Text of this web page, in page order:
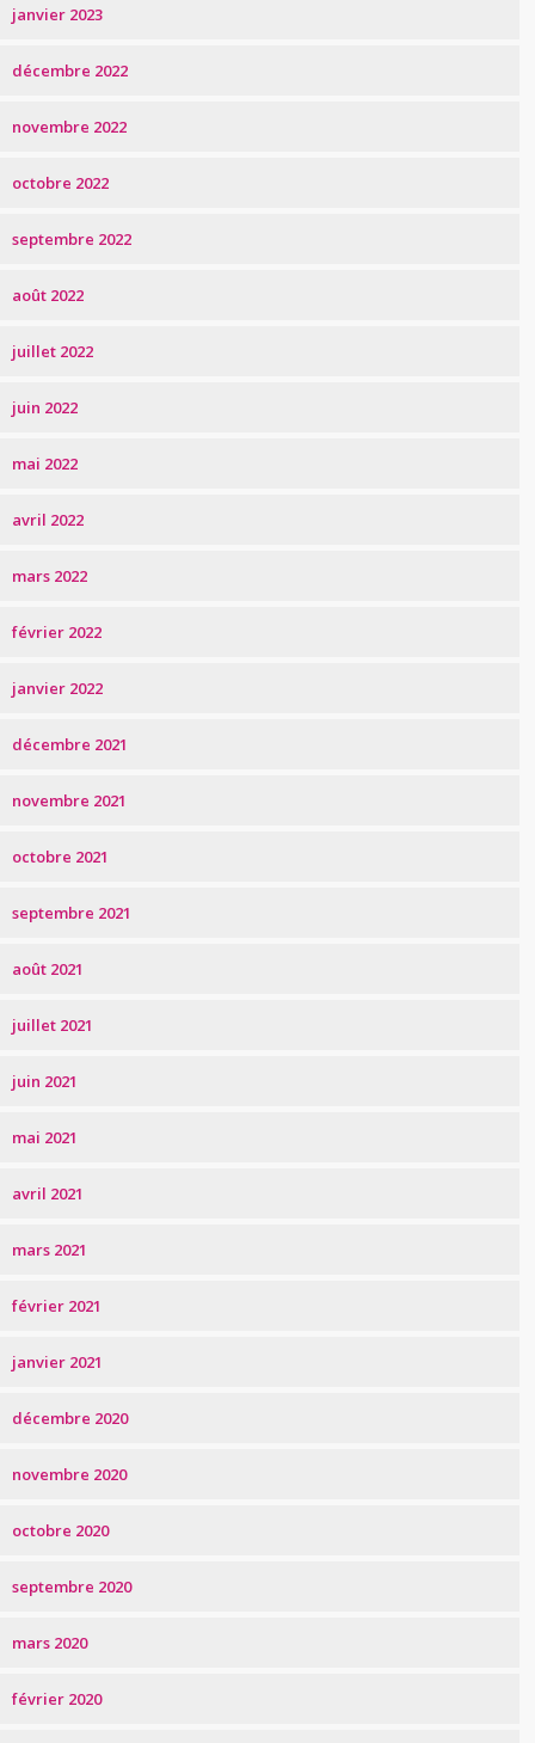
janvier 2023
décembre 2022
novembre 2022
octobre 2022
septembre 2022
août 2022
juillet 2022
juin 2022
mai 2022
avril 2022
mars 2022
février 2022
janvier 2022
décembre 2021
novembre 2021
octobre 2021
septembre 2021
août 2021
juillet 2021
juin 2021
mai 2021
avril 2021
mars 2021
février 2021
janvier 2021
décembre 2020
novembre 2020
octobre 2020
septembre 2020
mars 2020
février 2020